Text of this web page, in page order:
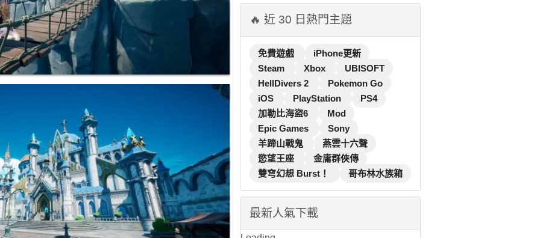
🔥 近 30 日熱門主題
免費遊戲
iPhone更新
Steam
Xbox
UBISOFT
HellDivers 2
Pokemon Go
iOS
PlayStation
PS4
加勒比海盜6
Mod
Epic Games
Sony
羊蹄山戰鬼
燕雲十六聲
慾望王座
金庸群俠傳
雙穹幻想 Burst！
哥布林水族箱
最新人氣下載